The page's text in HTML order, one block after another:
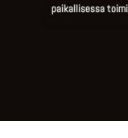
paikallisessa